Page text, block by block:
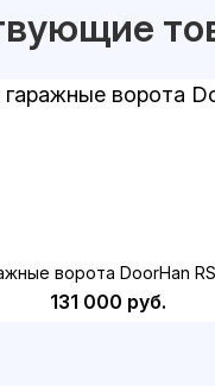
ворота DoorHan
131 000 руб.